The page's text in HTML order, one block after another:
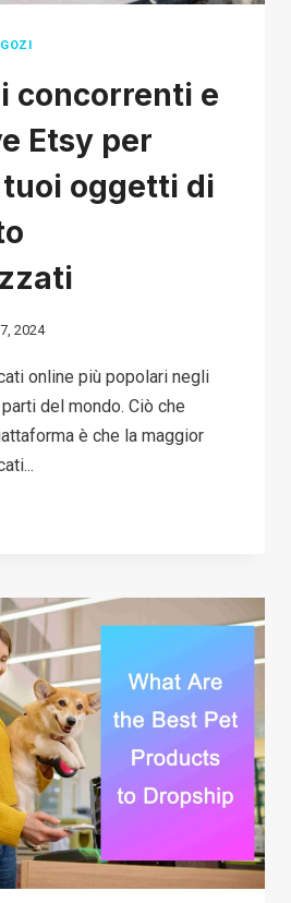
concorrenti e
Etsy per
oggetti di
2024
online più popolari negli
del mondo. Ciò che
è che la maggior